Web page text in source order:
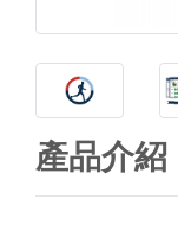
產品介紹